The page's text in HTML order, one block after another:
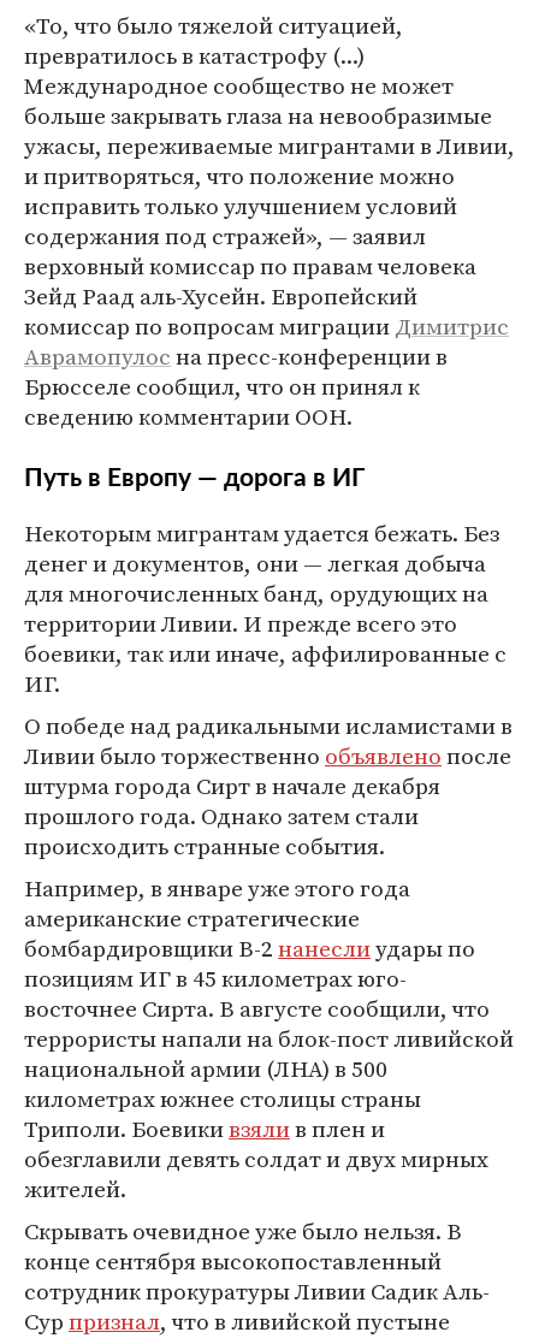
«То, что было тяжелой ситуацией,
превратилось в катастрофу (...)
Международное сообщество не может
больше закрывать глаза на невообразимые
ужасы, переживаемые мигрантами в Ливии,
и притворяться, что положение можно
исправить только улучшением условий
содержания под стражей», — заявил
верховный комиссар по правам человека
Зейд Раад аль-Хусейн. Европейский
комиссар по вопросам миграцииДимитрис
Аврамопулосна пресс-конференции в
Брюсселе сообщил, что он принял к
сведению комментарии ООН.
Путь в Европу — дорога в ИГ
Некоторым мигрантам удается бежать. Без
денег и документов, они — легкая добыча
для многочисленных банд, орудующих на
территории Ливии. И прежде всего это
боевики, так или иначе, аффилированные с
ИГ.
О победе над радикальными исламистами в
Ливии было торжественно объявленопосле
штурма города Сирт в начале декабря
прошлого года. Однако затем стали
происходить странные события.
Например, в январе уже этого года
американские стратегические
бомбардировщики B-2нанеслиудары по
позициям ИГ в 45 километрах юго-
восточнее Сирта. В августе сообщили, что
террористы напали на блок-пост ливийской
национальной армии (ЛНА) в 500
километрах южнее столицы страны
Триполи. Боевикивзялив плен и
обезглавили девять солдат и двух мирных
жителей.
Скрывать очевидное уже было нельзя. В
конце сентября высокопоставленный
сотрудник прокуратуры Ливии Садик Аль-
Сурпризнал, что в ливийской пустыне